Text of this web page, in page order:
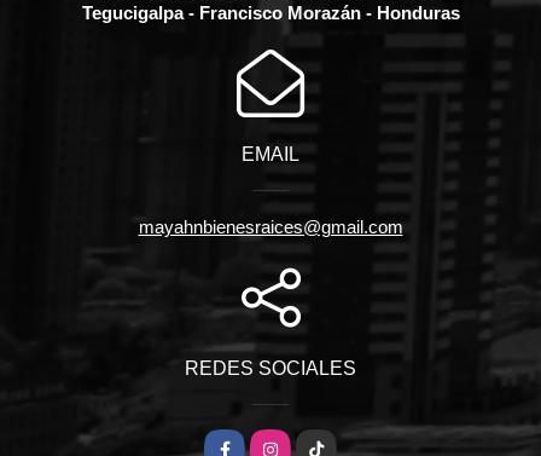
Tegucigalpa - Francisco Morazán - Honduras
EMAIL
mayahnbienesraices@gmail.com
REDES SOCIALES
FacebookInstagramTikTok